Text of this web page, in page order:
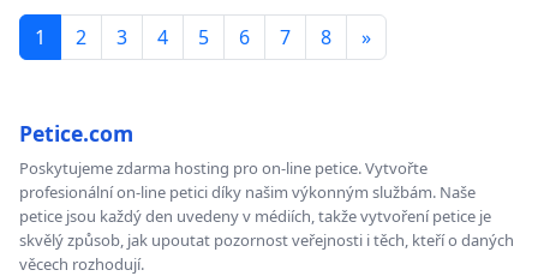
1 2 3 4 5 6 7 8 »
Petice.com
Poskytujeme zdarma hosting pro on-line petice. Vytvořte
profesionální on-line petici díky našim výkonným službám. Naše
petice jsou každý den uvedeny v médiích, takže vytvoření petice je
skvělý způsob, jak upoutat pozornost veřejnosti i těch, kteří o daných
věcech rozhodují.